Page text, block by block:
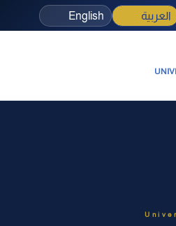
العربية English